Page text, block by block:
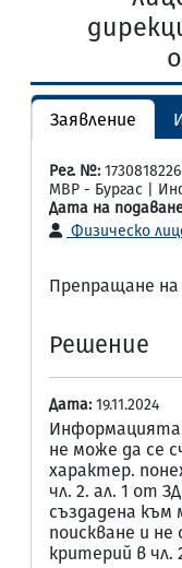
Заявление
Рег. №:
МВР - Бургас |
Дата на
Физическо
Препращане на
Решение
Дата: 19.11.2024
не може да се
характер.
чл. 2. ал. 1 от
създадена
поискване и
критерий в чл.